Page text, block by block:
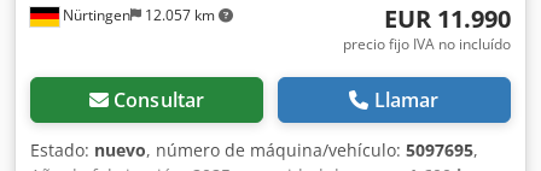
Nürtingen 12.057 km EUR 11.990
precio fijo IVA no incluído
Consultar Llamar
Estado: nuevo, número de máquina/vehículo: 5097695,